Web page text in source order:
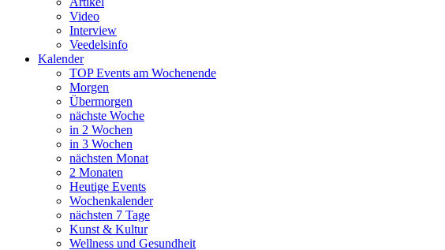
Video
Interview
Veedelsinfo
Kalender
TOP Events am Wochenende
Morgen
Übermorgen
nächste Woche
in 2 Wochen
in 3 Wochen
nächsten Monat
2 Monaten
Heutige Events
Wochenkalender
nächsten 7 Tage
Kunst & Kultur
Wellness und Gesundheit